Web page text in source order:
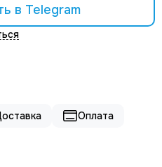
в Telegram
Оплата